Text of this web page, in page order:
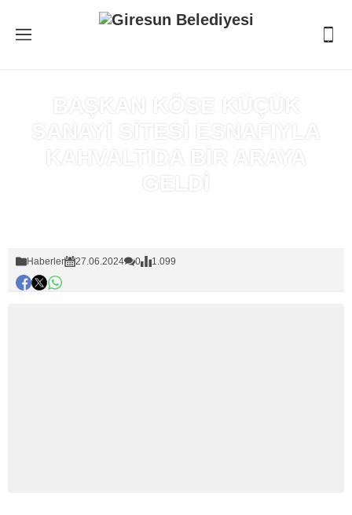
BAŞKAN KÖSE KÜÇÜK
SANAYİ SİTESİ ESNAFIYLA
KAHVALTIDA BİR ARAYA
GELDİ
Haberler 27.06.2024 0 1.099